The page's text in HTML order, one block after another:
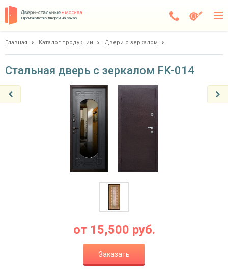
Производство дверей на заказ
Покупателям
Ежедневно с 08:00 до 24:00
Главная Каталог продукции Двери с зеркалом
Стальная дверь с зеркалом FK-014
от 15,500 руб.
Заказать